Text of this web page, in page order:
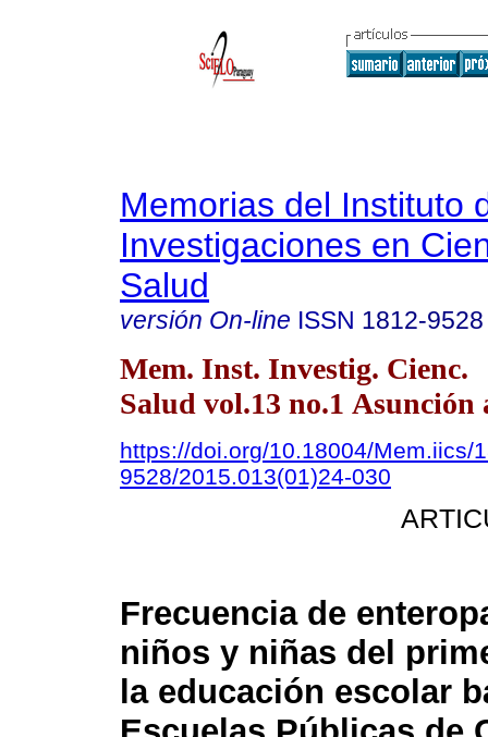
Memorias del Instituto
Investigaciones en
Salud
versión On-line ISSN 1812-9528
Mem. Inst. Investig. Cienc.
Salud vol.13 no.1 Asunción
https://doi.org/10.18004/Mem.iics/
9528/2015.013(01)24-030
Frecuencia de
niños y niñas del
la educación escolar